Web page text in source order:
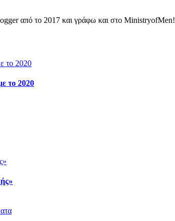
από το 2017 και γράφω και στο MinistryofMen!
το 2020